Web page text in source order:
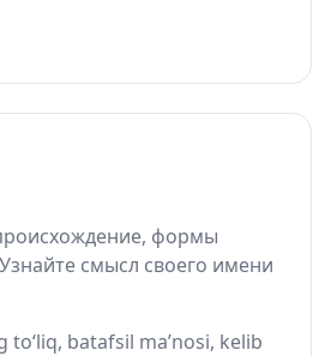
формы
смысл своего имени
to‘liq, batafsil ma’nosi, kelib